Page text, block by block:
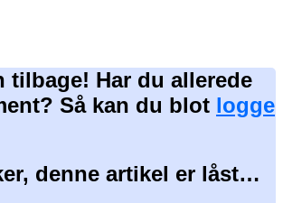
tilbage! Har du allerede
Så kan du blot logge
denne artikel er låst…